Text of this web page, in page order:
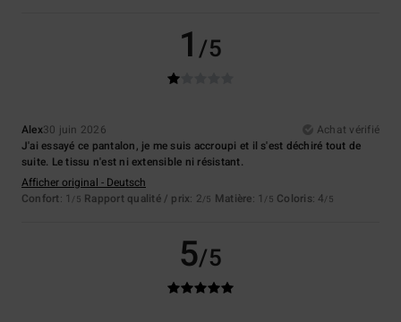
1/5
Alex30 juin 2026
Achat vérifié
J'ai essayé ce pantalon, je me suis accroupi et il s'est déchiré tout de
suite. Le tissu n'est ni extensible ni résistant.
Afficher original - Deutsch
Confort: 1 /5 Rapport qualité / prix: 2/5 Matière: 1 /5 Coloris: 4/5
5/5